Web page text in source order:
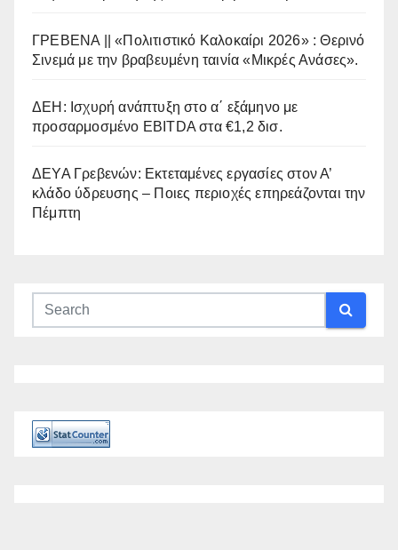
ΓΡΕΒΕΝΑ || «Πολιτιστικό Καλοκαίρι 2026» : Θερινό
Σινεμά με την βραβευμένη ταινία «Μικρές Ανάσες».
ΔΕΗ: Ισχυρή ανάπτυξη στο α΄ εξάμηνο με
προσαρμοσμένο EBITDA στα €1,2 δισ.
ΔΕΥΑ Γρεβενών: Εκτεταμένες εργασίες στον Α’
κλάδο ύδρευσης – Ποιες περιοχές επηρεάζονται την
Πέμπτη